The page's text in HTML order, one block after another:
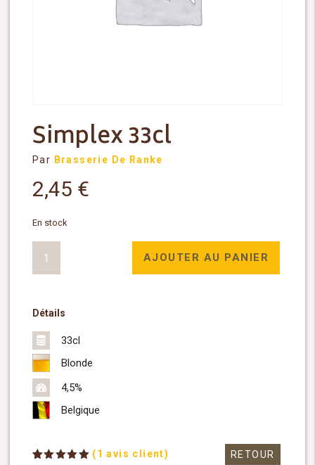
Simplex 33cl
Par Brasserie De Ranke
2,45 €
En stock
AJOUTER AU PANIER
Détails
33cl
Blonde
4,5%
Belgique
(1 avis client) RETOUR